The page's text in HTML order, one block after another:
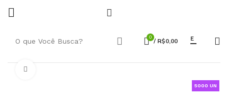
0 / R$0,00 E
5000 UN